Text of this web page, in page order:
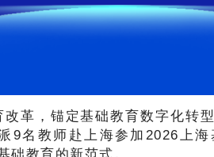
改革，锚定基础教育数字化转
9名教师赴上海参加2026上